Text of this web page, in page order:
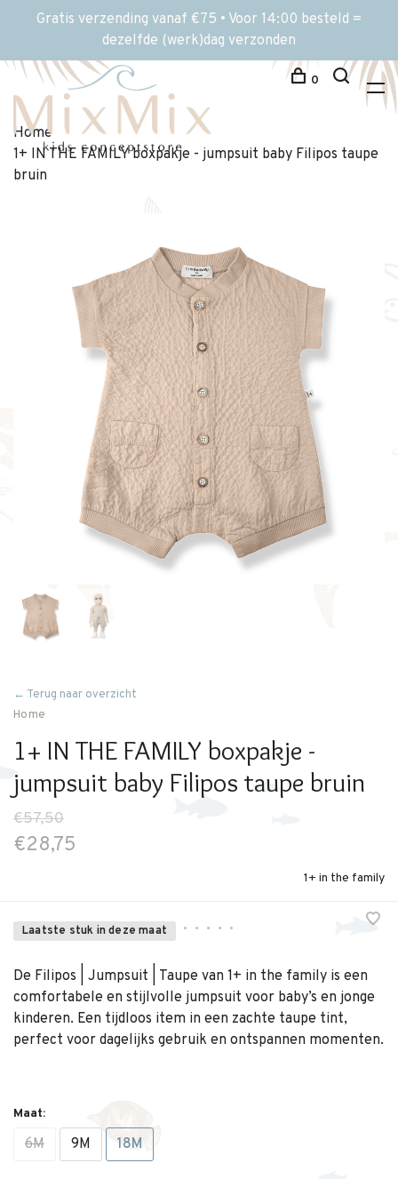
Gratis verzending vanaf €75 • Voor 14:00 besteld =
dezelfde (werk)dag verzonden
0
Home
1+ IN THE FAMILY boxpakje - jumpsuit baby Filipos taupe
bruin
← Terug naar overzicht
Home
1+ IN THE FAMILY boxpakje -
jumpsuit baby Filipos taupe bruin
€57,50
€28,75
1+ in the family
Laatste stuk in deze maat • • • • •
De Filipos | Jumpsuit | Taupe van 1+ in the family is een
comfortabele en stijlvolle jumpsuit voor baby’s en jonge
kinderen. Een tijdloos item in een zachte taupe tint,
perfect voor dagelijks gebruik en ontspannen momenten.
Maat:
6M 9M 18M